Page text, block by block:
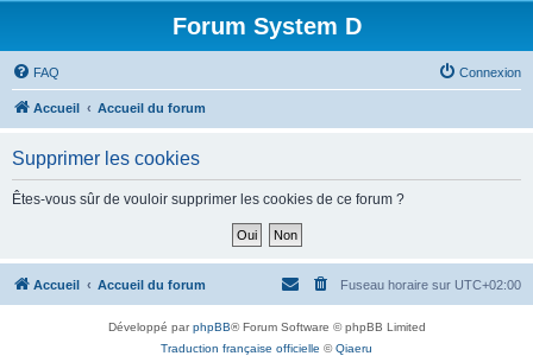
Forum System D
FAQ Connexion
Accueil Accueil du forum
Supprimer les cookies
Êtes-vous sûr de vouloir supprimer les cookies de ce forum ?
Accueil Accueil du forum Fuseau horaire sur UTC+02:00
Développé parphpBB® Forum Software © phpBB Limited
Traduction française officielle ©Qiaeru